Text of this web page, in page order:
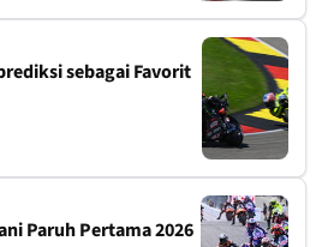
sebagai Favorit
Paruh Pertama 2026